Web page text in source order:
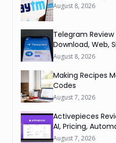
August 8, 2026
Telegram Review
Download, Web,
August 8, 2026
Making Recipes
Codes
August 7, 2026
Activepieces
AI, Pricing,
August 7, 2026